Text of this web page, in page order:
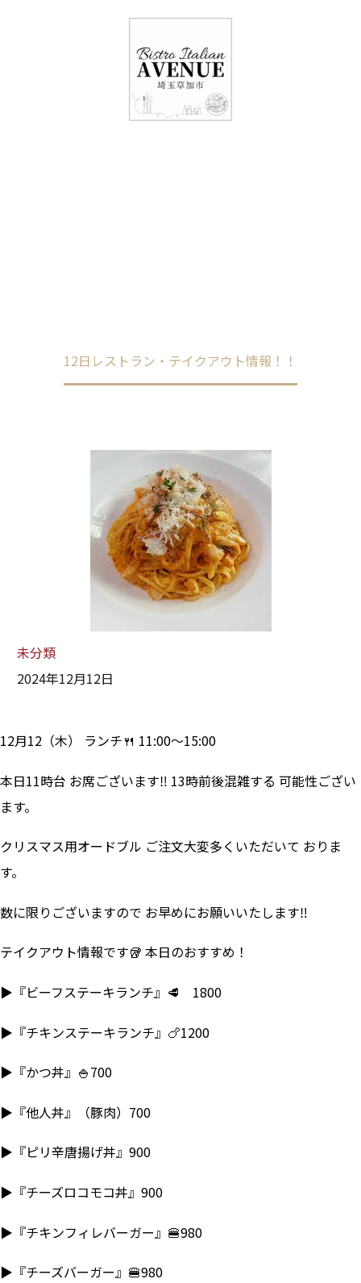
12日レストラン・テイクアウト情報！！
未分類
2024年12月12日
12月12（木） ランチ🍴 11:00～15:00
本日11時台 お席ございます‼ 13時前後混雑する 可能性ござい
ます。
クリスマス用オードブル ご注文大変多くいただいて おりま
す。
数に限りございますので お早めにお願いいたします‼
テイクアウト情報です🥡 本日のおすすめ！
▶『ビーフステーキランチ』🥩 1800
▶『チキンステーキランチ』🍗1200
▶『かつ丼』🍚700
▶『他人丼』（豚肉）700
▶『ピリ辛唐揚げ丼』900
▶『チーズロコモコ丼』900
▶『チキンフィレバーガー』🍔980
▶『チーズバーガー』🍔980